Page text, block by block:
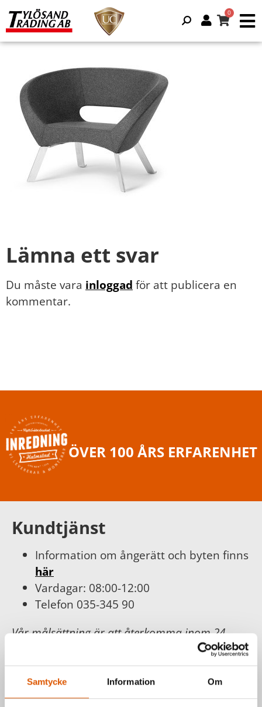
Samtycke Information Om
Lämna ett svar
Du måste vara inloggad för att publicera en
kommentar.
ÖVER 100 ÅRS ERFARENHET
Kundtjänst
Information om ångerätt och byten finns
här
Vardagar: 08:00-12:00
Telefon 035-345 90
Vår målsättning är att återkomma inom 24
timmar och erbjuda dig bästa möjliga service.
För din och vår trygghet följer vi
Konsumentköplagen, Distans- och
hemförsäljningslagen.